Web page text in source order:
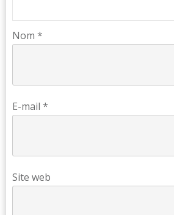
Nom *
E-mail *
Site web